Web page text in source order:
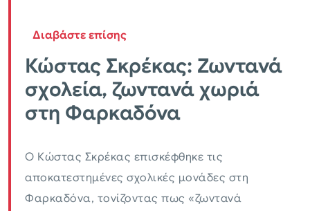
Διαβάστε επίσης
Κώστας Σκρέκας: Ζωντανά
σχολεία, ζωντανά χωριά
στη Φαρκαδόνα
Ο Κώστας Σκρέκας επισκέφθηκε τις
αποκατεστημένες σχολικές μονάδες στη
Φαρκαδόνα, τονίζοντας πως «ζωντανά